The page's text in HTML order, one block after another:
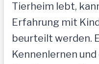
Tierheim lebt,
Erfahrung mit
beurteilt werden.
Kennenlernen